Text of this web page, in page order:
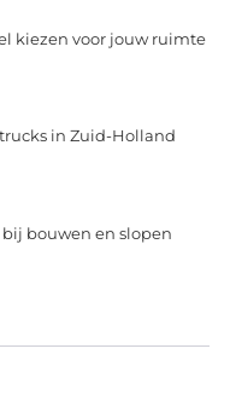
kiezen voor jouw ruimte
in Zuid-Holland
bouwen en slopen